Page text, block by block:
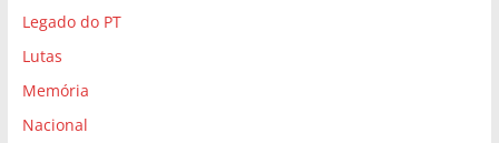
Legado do PT
Lutas
Memória
Nacional